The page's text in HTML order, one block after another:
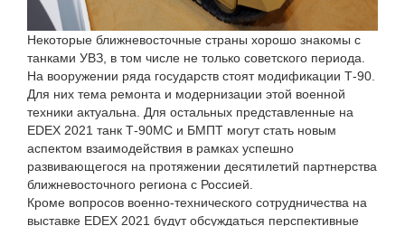
Некоторые ближневосточные страны хорошо знакомы с
танками УВЗ, в том числе не только советского периода.
На вооружении ряда государств стоят модификации Т-90.
Для них тема ремонта и модернизации этой военной
техники актуальна. Для остальных представленные на
EDEX 2021 танк Т-90МС и БМПТ могут стать новым
аспектом взаимодействия в рамках успешно
развивающегося на протяжении десятилетий партнерства
ближневосточного региона с Россией.
Кроме вопросов военно-технического сотрудничества на
выставке EDEX 2021 будут обсуждаться перспективные